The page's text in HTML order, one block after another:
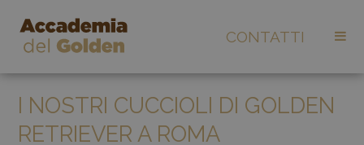
CONTATTI
I NOSTRI CUCCIOLI DI GOLDEN
RETRIEVER A ROMA